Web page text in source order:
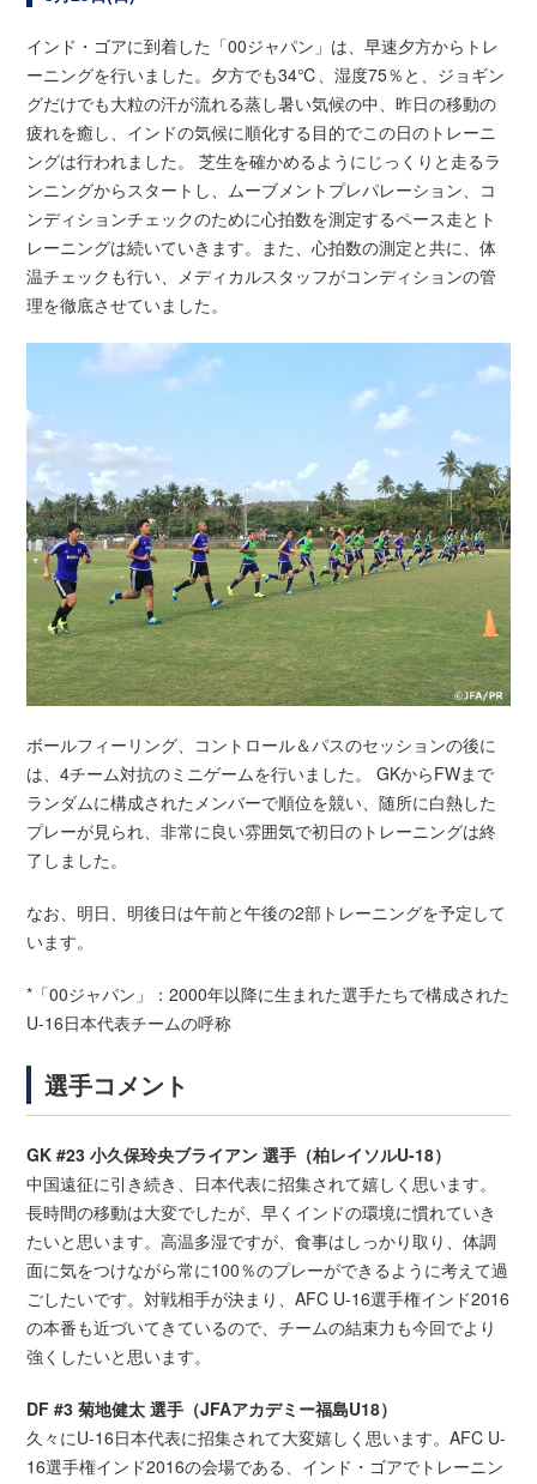
インド・ゴアに到着した「00ジャパン」は、早速夕方からトレ
ーニングを行いました。夕方でも34℃、湿度75％と、ジョギン
グだけでも大粒の汗が流れる蒸し暑い気候の中、昨日の移動の
疲れを癒し、インドの気候に順化する目的でこの日のトレーニ
ングは行われました。 芝生を確かめるようにじっくりと走るラ
ンニングからスタートし、ムーブメントプレパレーション、コ
ンディションチェックのために心拍数を測定するペース走とト
レーニングは続いていきます。また、心拍数の測定と共に、体
温チェックも行い、メディカルスタッフがコンディションの管
理を徹底させていました。
ボールフィーリング、コントロール＆パスのセッションの後に
は、4チーム対抗のミニゲームを行いました。 GKからFWまで
ランダムに構成されたメンバーで順位を競い、随所に白熱した
プレーが見られ、非常に良い雰囲気で初日のトレーニングは終
了しました。
なお、明日、明後日は午前と午後の2部トレーニングを予定して
います。
*「00ジャパン」：2000年以降に生まれた選手たちで構成された
U-16日本代表チームの呼称
選手コメント
GK #23 小久保玲央ブライアン 選手（柏レイソルU-18）
中国遠征に引き続き、日本代表に招集されて嬉しく思います。
長時間の移動は大変でしたが、早くインドの環境に慣れていき
たいと思います。高温多湿ですが、食事はしっかり取り、体調
面に気をつけながら常に100％のプレーができるように考えて過
ごしたいです。対戦相手が決まり、AFC U-16選手権インド2016
の本番も近づいてきているので、チームの結束力も今回でより
強くしたいと思います。
DF #3 菊地健太 選手（JFAアカデミー福島U18）
久々にU-16日本代表に招集されて大変嬉しく思います。AFC U-
16選手権インド2016の会場である、インド・ゴアでトレーニン